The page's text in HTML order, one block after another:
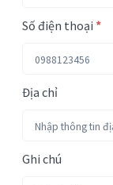
Số điện thoại *
Địa chỉ
Ghi chú